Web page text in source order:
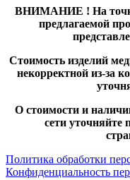
ВНИМАНИЕ ! На
предлагаемой
Стоимость изделий
некорректной из-за
О стоимости и
сети уточняйте
Политика обработки
Конфиденциальность